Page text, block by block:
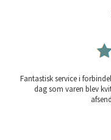
Fantastisk service i
dag som varen blev